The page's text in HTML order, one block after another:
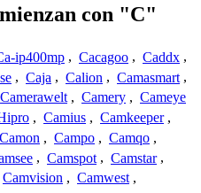
con "C"
ip400mp , Cacagoo , Caddx ,
, Caja , Calion , Camasmart ,
Camerawelt , Camery , Cameye
, Camius , Camkeeper ,
Camon , Campo , Camqo ,
, Camspot , Camstar ,
Camvision , Camwest ,